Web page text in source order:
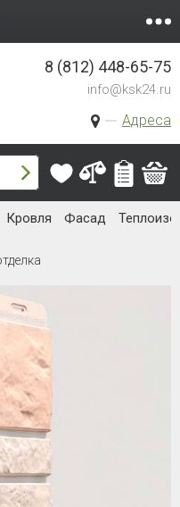
Адреса
8 (812) 448-65-75
info@ksk24.ru
Кровля Фасад